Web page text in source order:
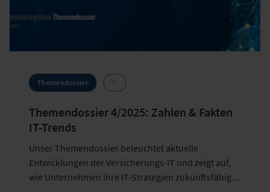
Themendossier
Themendossier 4/2025: Zahlen & Fakten
IT-Trends
Unser Themendossier beleuchtet aktuelle
Entwicklungen der Versicherungs-IT und zeigt auf,
wie Unternehmen ihre IT-Strategien zukunftsfähig